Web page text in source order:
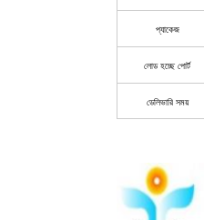
প্যাকেজ
লোড হচ্ছে পোর্ট
ডেলিভারি সময়